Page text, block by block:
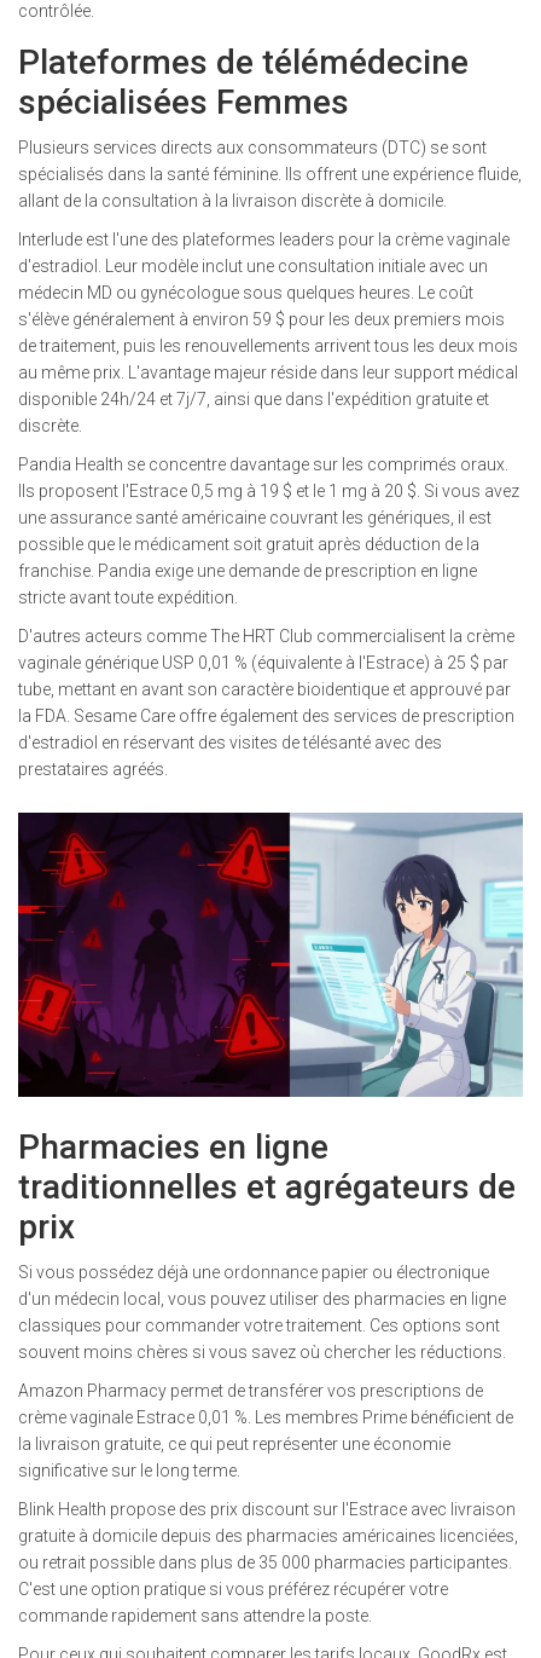
contrôlée.
Plateformes de télémédecine
spécialisées Femmes
Plusieurs services directs aux consommateurs (DTC) se sont
spécialisés dans la santé féminine. Ils offrent une expérience fluide,
allant de la consultation à la livraison discrète à domicile.
Interlude est l'une des plateformes leaders pour la crème vaginale
d'estradiol. Leur modèle inclut une consultation initiale avec un
médecin MD ou gynécologue sous quelques heures. Le coût
s'élève généralement à environ 59 $ pour les deux premiers mois
de traitement, puis les renouvellements arrivent tous les deux mois
au même prix. L'avantage majeur réside dans leur support médical
disponible 24h/24 et 7j/7, ainsi que dans l'expédition gratuite et
discrète.
Pandia Health se concentre davantage sur les comprimés oraux.
Ils proposent l'Estrace 0,5 mg à 19 $ et le 1 mg à 20 $. Si vous avez
une assurance santé américaine couvrant les génériques, il est
possible que le médicament soit gratuit après déduction de la
franchise. Pandia exige une demande de prescription en ligne
stricte avant toute expédition.
D'autres acteurs commeThe HRT Club commercialisent la crème
vaginale générique USP 0,01 % (équivalente à l'Estrace) à 25 $ par
tube, mettant en avant son caractère bioidentique et approuvé par
la FDA. Sesame Care offre également des services de prescription
d'estradiol en réservant des visites de télésanté avec des
prestataires agréés.
Pharmacies en ligne
traditionnelles et agrégateurs de
prix
Si vous possédez déjà une ordonnance papier ou électronique
d'un médecin local, vous pouvez utiliser des pharmacies en ligne
classiques pour commander votre traitement. Ces options sont
souvent moins chères si vous savez où chercher les réductions.
Amazon Pharmacy permet de transférer vos prescriptions de
crème vaginale Estrace 0,01 %. Les membres Prime bénéficient de
la livraison gratuite, ce qui peut représenter une économie
significative sur le long terme.
Blink Health propose des prix discount sur l'Estrace avec livraison
gratuite à domicile depuis des pharmacies américaines licenciées,
ou retrait possible dans plus de 35 000 pharmacies participantes.
C'est une option pratique si vous préférez récupérer votre
commande rapidement sans attendre la poste.